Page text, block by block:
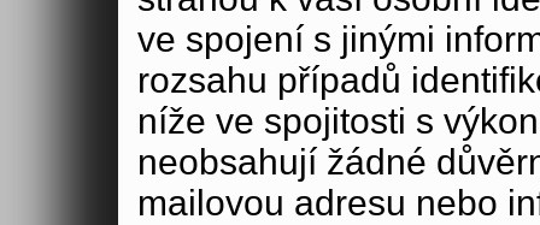
ve spojení s jinými
rozsahu případů
níže ve spojitosti s
neobsahují žádné
mailovou adresu nebo